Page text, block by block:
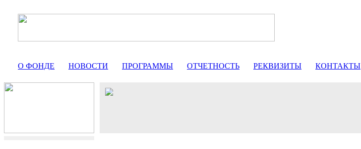
О ФОНДЕ НОВОСТИ ПРОГРАММЫ ОТЧЕТНОСТЬ РЕКВИЗИТЫ КОНТАКТЫ